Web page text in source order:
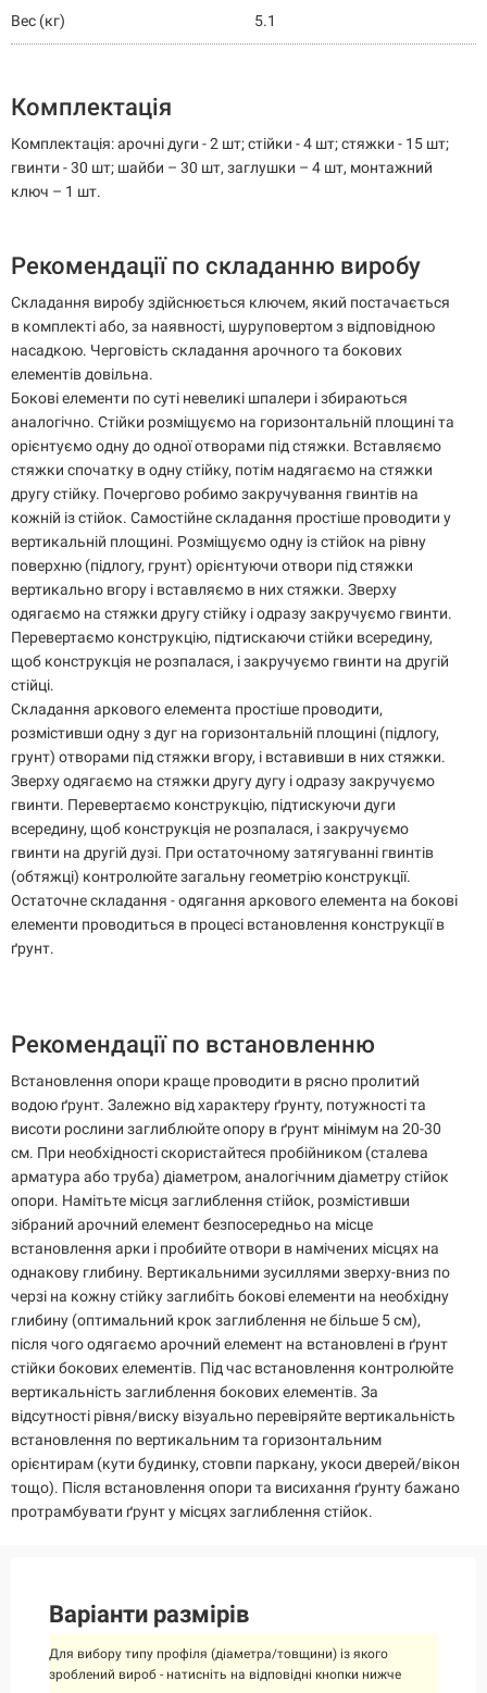
Вес (кг) 5.1
Комплектація
Комплектація: арочні дуги - 2 шт; стійки - 4 шт; стяжки - 15 шт;
гвинти - 30 шт; шайби – 30 шт, заглушки – 4 шт, монтажний
ключ – 1 шт.
Рекомендації по складанню виробу
Складання виробу здійснюється ключем, який постачається
в комплекті або, за наявності, шуруповертом з відповідною
насадкою. Черговість складання арочного та бокових
елементів довільна.
Бокові елементи по суті невеликі шпалери і збираються
аналогічно. Стійки розміщуємо на горизонтальній площині та
орієнтуємо одну до одної отворами під стяжки. Вставляємо
стяжки спочатку в одну стійку, потім надягаємо на стяжки
другу стійку. Почергово робимо закручування гвинтів на
кожній із стійок. Самостійне складання простіше проводити у
вертикальній площині. Розміщуємо одну із стійок на рівну
поверхню (підлогу, грунт) орієнтуючи отвори під стяжки
вертикально вгору і вставляємо в них стяжки. Зверху
одягаємо на стяжки другу стійку і одразу закручуємо гвинти.
Перевертаємо конструкцію, підтискаючи стійки всередину,
щоб конструкція не розпалася, і закручуємо гвинти на другій
стійці.
Складання аркового елемента простіше проводити,
розмістивши одну з дуг на горизонтальній площині (підлогу,
грунт) отворами під стяжки вгору, і вставивши в них стяжки.
Зверху одягаємо на стяжки другу дугу і одразу закручуємо
гвинти. Перевертаємо конструкцію, підтискуючи дуги
всередину, щоб конструкція не розпалася, і закручуємо
гвинти на другій дузі. При остаточному затягуванні гвинтів
(обтяжці) контролюйте загальну геометрію конструкції.
Остаточне складання - одягання аркового елемента на бокові
елементи проводиться в процесі встановлення конструкції в
ґрунт.
Рекомендації по встановленню
Встановлення опори краще проводити в рясно пролитий
водою ґрунт. Залежно від характеру ґрунту, потужності та
висоти рослини заглиблюйте опору в ґрунт мінімум на 20-30
см. При необхідності скористайтеся пробійником (сталева
арматура або труба) діаметром, аналогічним діаметру стійок
опори. Намітьте місця заглиблення стійок, розмістивши
зібраний арочний елемент безпосередньо на місце
встановлення арки і пробийте отвори в намічених місцях на
однакову глибину. Вертикальними зусиллями зверху-вниз по
черзі на кожну стійку заглибіть бокові елементи на необхідну
глибину (оптимальний крок заглиблення не більше 5 см),
після чого одягаємо арочний елемент на встановлені в ґрунт
стійки бокових елементів. Під час встановлення контролюйте
вертикальність заглиблення бокових елементів. За
відсутності рівня/виску візуально перевіряйте вертикальність
встановлення по вертикальним та горизонтальним
орієнтирам (кути будинку, стовпи паркану, укоси дверей/вікон
тощо). Після встановлення опори та висихання ґрунту бажано
протрамбувати ґрунт у місцях заглиблення стійок.
Варіанти размірів
Для вибору типу профіля (діаметра/товщини) із якого
зроблений вироб - натисніть на відповідні кнопки нижче